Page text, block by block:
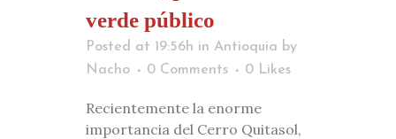
verde público
Posted at 19:56h in Antioquia by
Nacho
0 Comments 0 Likes
Recientemente la enorme
importancia del Cerro Quitasol,